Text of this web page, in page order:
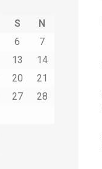
S
N
6
7
13
14
20
21
27
28